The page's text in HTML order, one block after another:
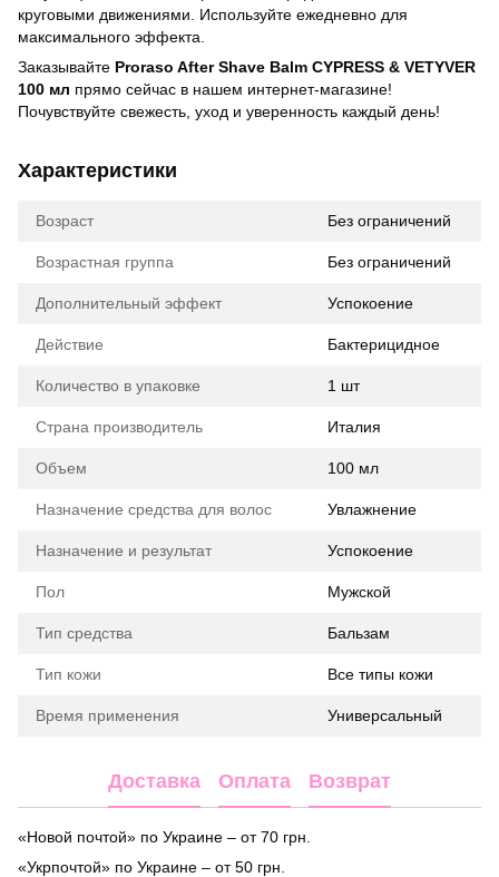
круговыми движениями. Используйте ежедневно для
максимального эффекта.
Заказывайте Proraso After Shave Balm CYPRESS & VETYVER
100 мл прямо сейчас в нашем интернет-магазине!
Почувствуйте свежесть, уход и уверенность каждый день!
Характеристики
Возраст Без ограничений
Возрастная группа Без ограничений
Дополнительный эффект Успокоение
Действие Бактерицидное
Количество в упаковке 1 шт
Страна производитель Италия
Объем 100 мл
Назначение средства для волос Увлажнение
Назначение и результат Успокоение
Пол Мужской
Тип средства Бальзам
Тип кожи Все типы кожи
Время применения Универсальный
Доставка Оплата Возврат
«Новой почтой» по Украине – от 70 грн.
«Укрпочтой» по Украине – от 50 грн.